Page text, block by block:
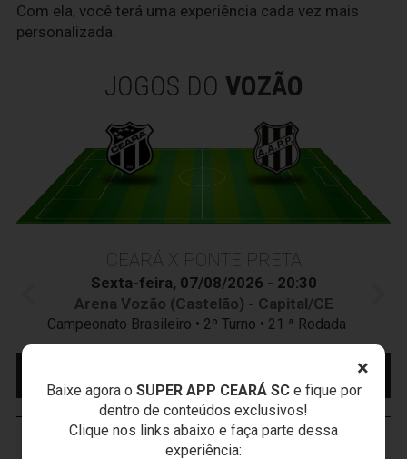
×
Baixe agora o SUPER APP CEARÁ SCe fique por
dentro de conteúdos exclusivos!
Clique nos links abaixo e faça parte dessa
experiência:
Com ela, você terá uma experiência cada vez mais
personalizada.
JOGOS DO VOZÃO
CEARÁ X PONTE PRETA
Sexta-feira, 07/08/2026 - 20:30
Arena Vozão (Castelão) - Capital/CE
Campeonato Brasileiro • 2º Turno • 21 ª Rodada
INGRESSO
VOZÃOTV